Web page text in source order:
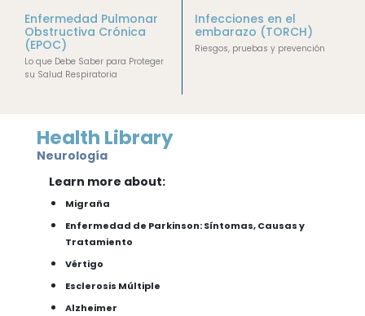
Enfermedad Pulmonar
Obstructiva Crónica
(EPOC)
Lo que Debe Saber para Proteger
su Salud Respiratoria
Infecciones en el
embarazo (TORCH)
Riesgos, pruebas y prevención
Health Library
Neurología
Learn more about:
Migraña
Enfermedad de Parkinson: Síntomas, Causas y
Tratamiento
Vértigo
Esclerosis Múltiple
Alzheimer